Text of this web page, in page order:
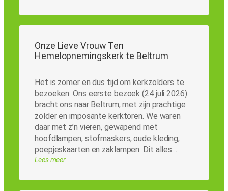
Onze Lieve Vrouw Ten
Hemelopnemingskerk te Beltrum
Het is zomer en dus tijd om kerkzolders te
bezoeken. Ons eerste bezoek (24 juli 2026)
bracht ons naar Beltrum, met zijn prachtige
zolder en imposante kerktoren. We waren
daar met z’n vieren, gewapend met
hoofdlampen, stofmaskers, oude kleding,
poepjeskaarten en zaklampen. Dit alles…
Lees meer